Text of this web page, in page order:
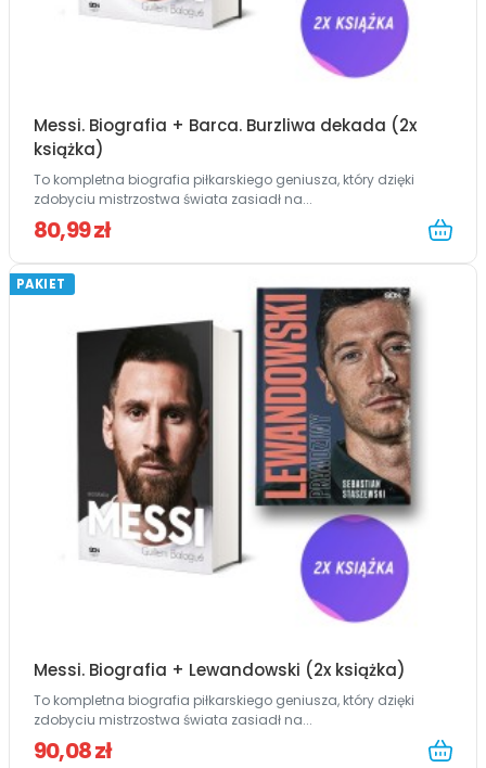
Messi. Biografia + Barca. Burzliwa dekada (2x
książka)
To kompletna biografia piłkarskiego geniusza, który dzięki
zdobyciu mistrzostwa świata zasiadł na...
80,99 zł
PAKIET
Messi. Biografia + Lewandowski (2x książka)
To kompletna biografia piłkarskiego geniusza, który dzięki
zdobyciu mistrzostwa świata zasiadł na...
90,08 zł